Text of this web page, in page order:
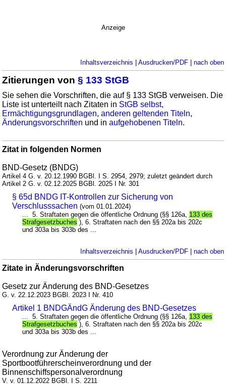
Anzeige
Inhaltsverzeichnis | Ausdrucken/PDF| nach oben
Zitierungen von§ 133 StGB
Sie sehen die Vorschriften, die auf § 133 StGB verweisen. Die
Liste ist unterteilt nach Zitaten in StGB selbst,
Ermächtigungsgrundlagen,anderen geltenden Titeln,
Änderungsvorschriften und inaufgehobenen Titeln.
Zitat in folgenden Normen
BND-Gesetz (BNDG)
Artikel 4 G. v. 20.12.1990 BGBl. I S. 2954, 2979; zuletzt geändert durch
Artikel 2 G. v. 02.12.2025 BGBl. 2025 I Nr. 301
§ 65d BNDG IT-Kontrollen zur Sicherung von
Verschlusssachen (vom 01.01.2024)
... 5. Straftaten gegen die öffentliche Ordnung (§§ 126a, 133 des
Strafgesetzbuches ), 6. Straftaten nach den §§ 202a bis 202c
und 303a bis 303b des ...
Inhaltsverzeichnis | Ausdrucken/PDF| nach oben
Zitate in Änderungsvorschriften
Gesetz zur Änderung des BND-Gesetzes
G. v. 22.12.2023 BGBl. 2023 I Nr. 410
Artikel 1 BNDGÄndG Änderung des BND-Gesetzes
... 5. Straftaten gegen die öffentliche Ordnung (§§ 126a, 133 des
Strafgesetzbuches ), 6. Straftaten nach den §§ 202a bis 202c
und 303a bis 303b des ...
Verordnung zur Änderung der
Sportbootführerscheinverordnung und der
Binnenschiffspersonalverordnung
V. v. 01.12.2022 BGBl. I S. 2211